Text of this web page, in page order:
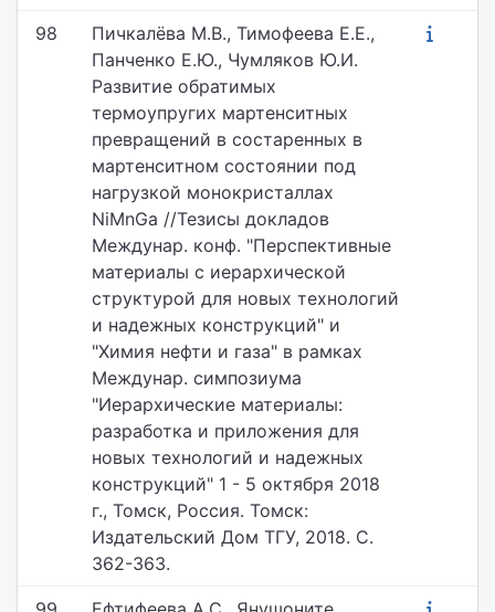
98
Пичкалёва М.В., Тимофеева Е.Е.,
Панченко Е.Ю., Чумляков Ю.И.
Развитие обратимых
термоупругих мартенситных
превращений в состаренных в
мартенситном состоянии под
нагрузкой монокристаллах
NiMnGa //Тезисы докладов
Междунар. конф. "Перспективные
материалы с иерархической
структурой для новых технологий
и надежных конструкций" и
"Химия нефти и газа" в рамках
Междунар. симпозиума
"Иерархические материалы:
разработка и приложения для
новых технологий и надежных
конструкций" 1 - 5 октября 2018
г., Томск, Россия. Томск:
Издательский Дом ТГУ, 2018. С.
362-363.